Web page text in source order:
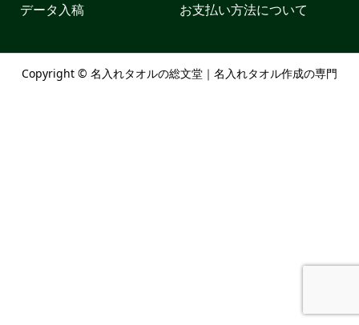
データ入稿
お支払い方法について
Copyright © 名入れタオルの総文堂｜名入れタオル作成の専門